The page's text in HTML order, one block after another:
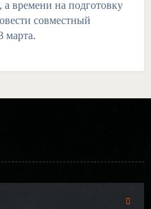
времени на подготовку
совместный
марта.